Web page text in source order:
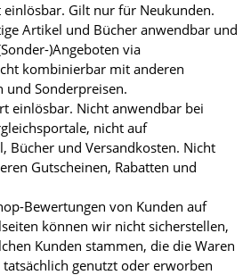
Gilt nur für Neukunden.
Artikel und Bücher anwendbar und
)Angeboten via
kombinierbar mit anderen
und Sonderpreisen.
einlösbar. Nicht anwendbar bei
nicht auf
Bücher und Versandkosten. Nicht
Gutscheinen, Rabatten und
Bewertungen von Kunden auf
können wir nicht sicherstellen,
Kunden stammen, die die Waren
genutzt oder erworben